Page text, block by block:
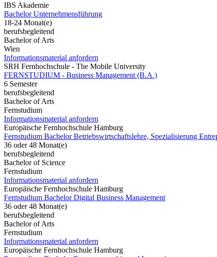
IBS Akademie
Bachelor Unternehmensführung
18-24 Monat(e)
berufsbegleitend
Bachelor of Arts
Wien
Informationsmaterial anfordern
SRH Fernhochschule - The Mobile University
FERNSTUDIUM - Business Management (B.A.)
6 Semester
berufsbegleitend
Bachelor of Arts
Fernstudium
Informationsmaterial anfordern
Europäische Fernhochschule Hamburg
Fernstudium Bachelor Betriebswirtschaftslehre, Spezialisierung
36 oder 48 Monat(e)
berufsbegleitend
Bachelor of Science
Fernstudium
Informationsmaterial anfordern
Europäische Fernhochschule Hamburg
Fernstudium Bachelor Digital Business Management
36 oder 48 Monat(e)
berufsbegleitend
Bachelor of Arts
Fernstudium
Informationsmaterial anfordern
Europäische Fernhochschule Hamburg